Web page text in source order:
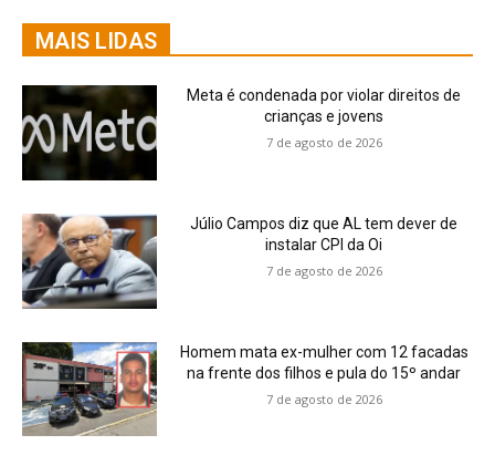
MAIS LIDAS
Meta é condenada por violar direitos de
crianças e jovens
7 de agosto de 2026
Júlio Campos diz que AL tem dever de
instalar CPI da Oi
7 de agosto de 2026
Homem mata ex-mulher com 12 facadas
na frente dos filhos e pula do 15º andar
7 de agosto de 2026